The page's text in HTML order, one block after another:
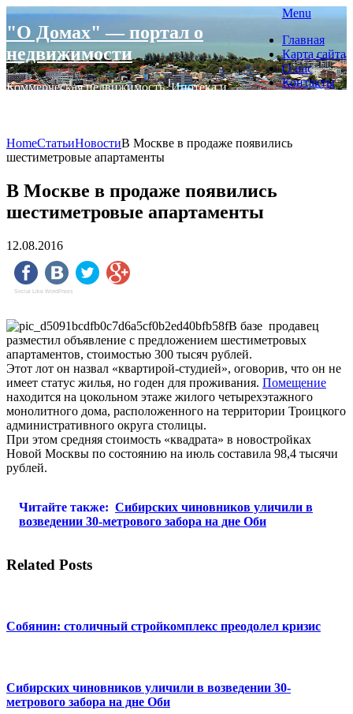
Skip
to
content
"О Домах" — портал о
недвижимости
Коммерческая недвижимость. Ипотека и
Menu
Главная
Карта сайта
О нас
Контакты
HomeСтатьиНовостиВ Москве в продаже появились
шестиметровые апартаменты
В Москве в продаже появились
шестиметровые апартаменты
12.08.2016
Social Like WordPress
В базе продавец
разместил объявление с предложением шестиметровых
апартаментов, стоимостью 300 тысяч рублей.
Этот лот он назвал «квартирой-студией», оговорив, что он не
имеет статус жилья, но годен для проживания. Помещение
находится на цокольном этаже жилого четырехэтажного
монолитного дома, расположенного на территории Троицкого
административного округа столицы.
При этом средняя стоимость «квадрата» в новостройках
Новой Москвы по состоянию на июль составила 98,4 тысячи
рублей.
Читайте также: Сибирских чиновников уличили в
возведении 30-метрового забора на дне Оби
Related Posts
Собянин: столичный стройкомплекс преодолел кризис
Сибирских чиновников уличили в возведении 30-
метрового забора на дне Оби